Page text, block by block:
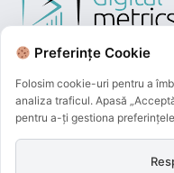
Preferințe Cookie
Folosim cookie-uri pentru a
analiza traficul. Apasă
pentru a-ți gestiona